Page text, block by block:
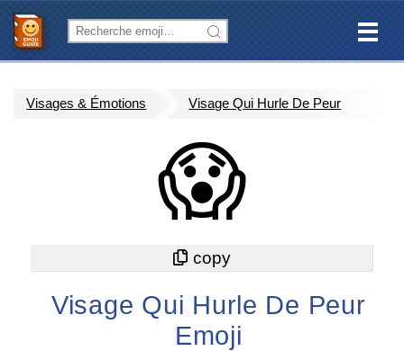
Visages & Émotions Visage Qui Hurle De Peur
😱
Visage Qui Hurle De Peur
Emoji